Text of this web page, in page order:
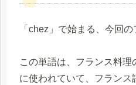
「chez」で始まる、今回の
この単語は、フランス料
に使われていて、フランス